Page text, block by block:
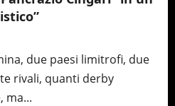
due paesi limitrofi, due
rivali, quanti derby
ma...